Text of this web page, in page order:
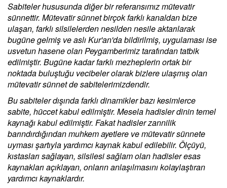
Sabiteler hususunda diğer bir referansımız mütevatir
sünnettir. Mütevatir sünnet birçok farklı kanaldan bize
ulaşan, farklı silsilelerden nesilden nesile aktarılarak
bugüne gelmiş ve aslı Kur'an'da bildirilmiş, uygulaması ise
usvetun hasene olan Peygamberimiz tarafından tatbik
edilmiştir. Bugüne kadar farklı mezheplerin ortak bir
noktada buluştuğu vecibeler olarak bizlere ulaşmış olan
mütevatir sünnet de sabitelerimizdendir.
Bu sabiteler dışında farklı dinamikler bazı kesimlerce
sabite, hüccet kabul edilmiştir. Mesela hadisler dinin temel
kaynağı kabul edilmiştir. Fakat hadisler zannilik
barındırdığından muhkem ayetlere ve mütevatir sünnete
uyması şartıyla yardımcı kaynak kabul edilebilir. Ölçüyü,
kıstasları sağlayan, silsilesi sağlam olan hadisler esas
kaynakları açıklayan, onların anlaşılmasını kolaylaştıran
yardımcı kaynaklardır.